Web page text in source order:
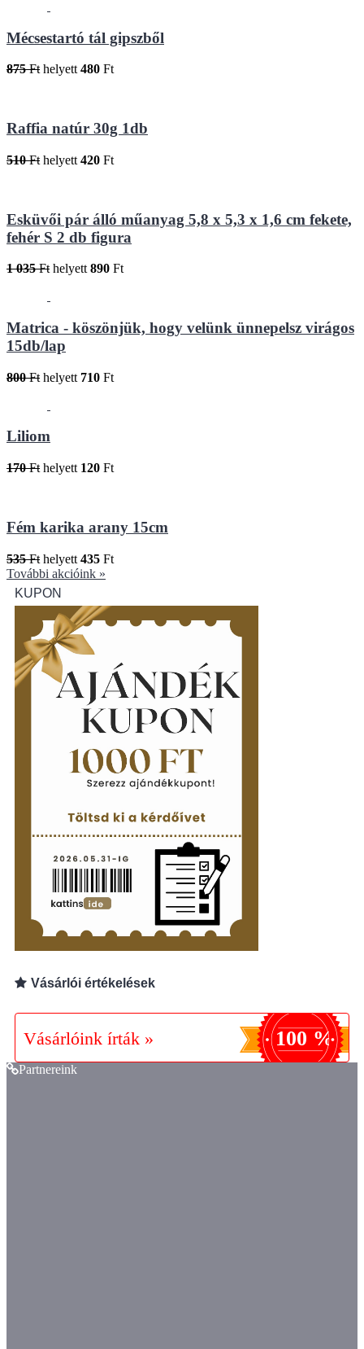
Mécsestartó tál gipszből
875 Ft helyett 480 Ft
Raffia natúr 30g 1db
510 Ft helyett 420 Ft
Esküvői pár álló műanyag 5,8 x 5,3 x 1,6 cm fekete,
fehér S 2 db figura
1 035 Ft helyett 890 Ft
Matrica - köszönjük, hogy velünk ünnepelsz virágos
15db/lap
800 Ft helyett 710 Ft
Liliom
170 Ft helyett 120 Ft
Fém karika arany 15cm
535 Ft helyett 435 Ft
További akcióink »
KUPON
Vásárlói értékelések
Vásárlóink írták » 100 %
Partnereink